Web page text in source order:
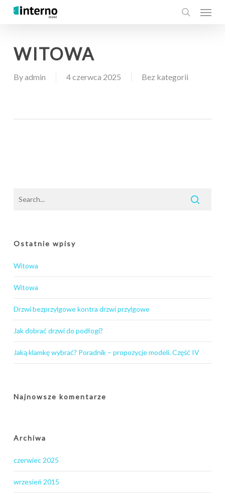
content
Menu
WITOWA
Byadmin 4 czerwca 2025 Bez kategorii
Ostatnie wpisy
Witowa
Witowa
Drzwi bezprzylgowe kontra drzwi przylgowe
Jak dobrać drzwi do podłogi?
Jaką klamkę wybrać? Poradnik – propozycje modeli. Część IV
Najnowsze komentarze
Archiwa
czerwiec 2025
wrzesień 2015